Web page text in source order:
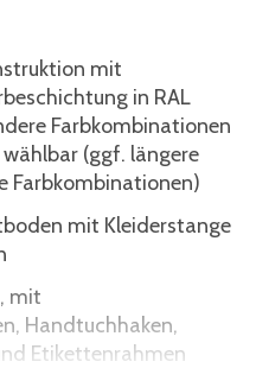
mit
in RAL
Farbkombinationen
(ggf. längere
Farbkombinationen)
mit Kleiderstange
mit
Handtuchhaken,
Etikettenrahmen